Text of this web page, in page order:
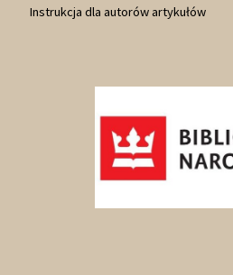
Instrukcja dla autorów artykułów